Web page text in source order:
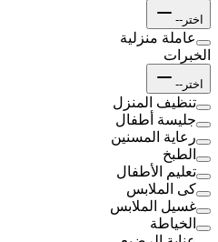
اختر--
عاملة منزلية
الخبرات
اختر--
تنظيف المنزل
جليسة أطفال
رعاية المسنين
الطبخ
تعليم الأطفال
كى الملابس
غسيل الملابس
الخياطة